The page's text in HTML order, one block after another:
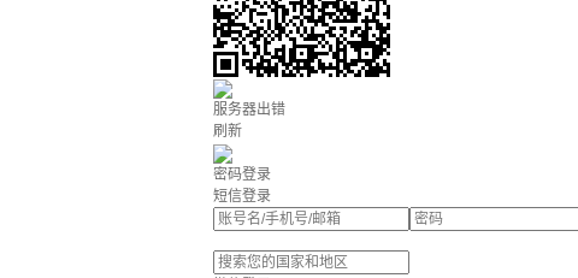
服务器出错
刷新
密码登录
短信登录